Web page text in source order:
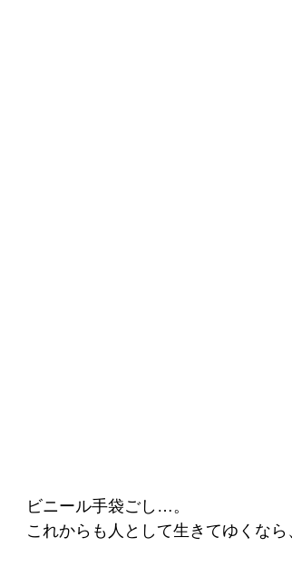
ビニール手袋ごし…。
これからも人として生きてゆくな